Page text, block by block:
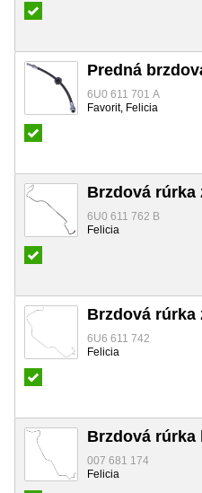
Predná
6U0 611 701 A
Favorit, Felicia
Brzdová rúrka
6U0 611 762 B
Felicia
Brzdová rúrka
6U6 611 742
Felicia
Brzdová rúrka
007 681 174
Felicia